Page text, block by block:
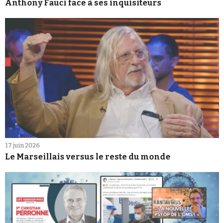
Anthony Fauci face à ses inquisiteurs
17 juin 2026
Le Marseillais versus le reste du monde